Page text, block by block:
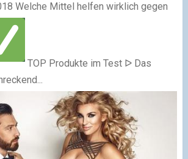
Welche Mittel helfen wirklich gegen
TOP Produkte im Test ᐅ Das